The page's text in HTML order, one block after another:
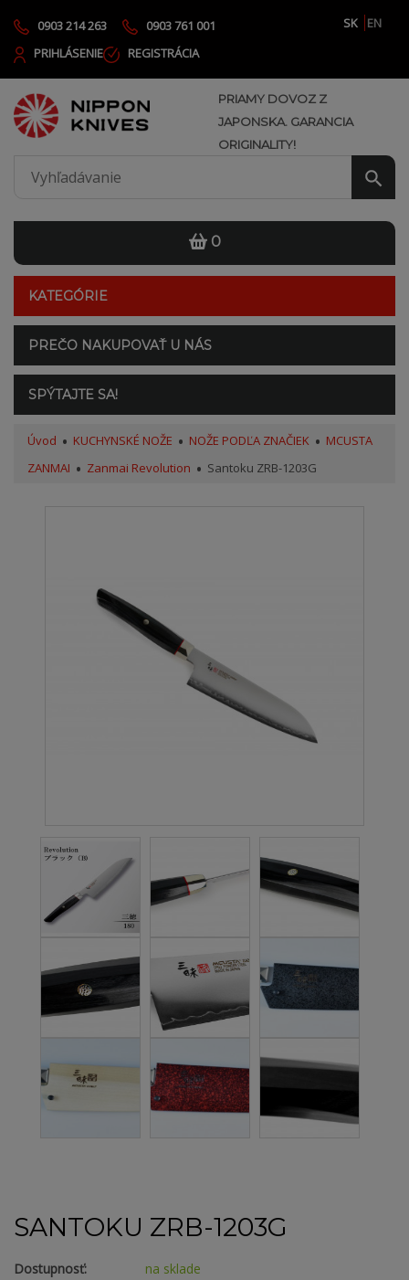
0903 214 263 0903 761 001 SK
EN
PRIHLÁSENIE
REGISTRÁCIA
PRIAMY DOVOZ Z
JAPONSKA. GARANCIA
ORIGINALITY!
0
KATEGÓRIE
PREČO NAKUPOVAŤ U NÁS
SPÝTAJTE SA!
Úvod KUCHYNSKÉ NOŽE NOŽE PODĽA ZNAČIEK
MCUSTA
ZANMAI
Zanmai Revolution Santoku ZRB-1203G
SANTOKU ZRB-1203G
Dostupnosť:
na sklade